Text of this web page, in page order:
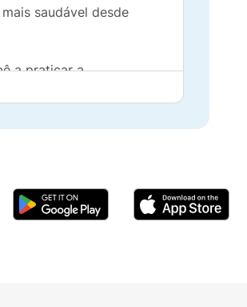
saudável desde
a praticar a
instruções da
refeições.